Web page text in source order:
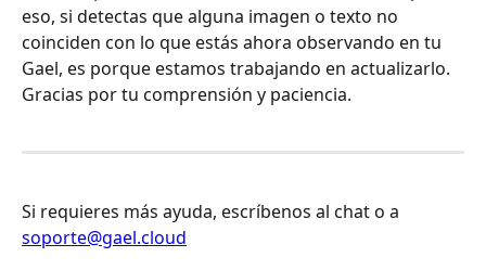
eso, si detectas que alguna imagen o texto no
coinciden con lo que estás ahora observando en tu
Gael, es porque estamos trabajando en actualizarlo.
Gracias por tu comprensión y paciencia.
Si requieres más ayuda, escríbenos al chat o a
soporte@gael.cloud